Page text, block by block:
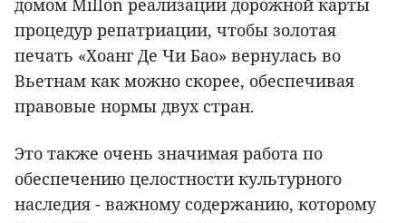
домом Millon реализации дорожной карты
процедур репатриации, чтобы золотая
печать «Хоанг Де Чи Бао» вернулась во
Вьетнам как можно скорее, обеспечивая
правовые нормы двух стран.
Это также очень значимая работа по
обеспечению целостности культурного
наследия - важному содержанию, которому